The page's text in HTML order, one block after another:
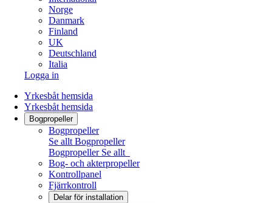
Norge
Danmark
Finland
UK
Deutschland
Italia
Logga in
Yrkesbåt hemsida
Yrkesbåt hemsida
Bogpropeller
Bogpropeller
Se allt Bogpropeller
Bogpropeller Se allt
Bog- och akterpropeller
Kontrollpanel
Fjärrkontroll
Delar för installation